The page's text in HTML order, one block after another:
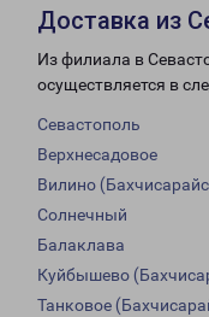
Доставка из
Из филиала в
осуществляется в
Севастополь
Верхнесадовое
Вилино
Солнечный
Балаклава
Куйбышево
Танковое